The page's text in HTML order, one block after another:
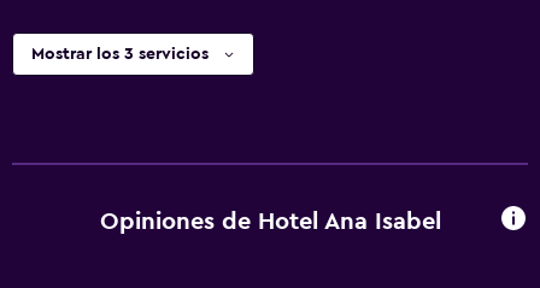
Mostrar los 3 servicios
Opiniones de Hotel Ana Isabel